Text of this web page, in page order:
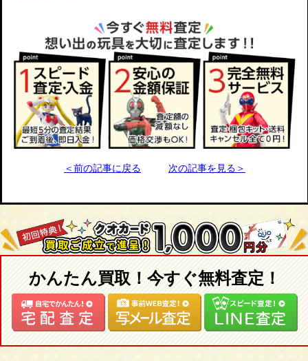
＜前の記事に戻る 次の記事を見る＞
かんたん買取！今すぐ無料査定！